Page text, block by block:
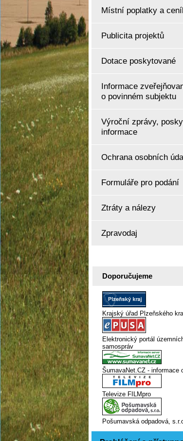
Místní poplatky a
Publicita projektů
Dotace poskytované
Informace
o povinném subjektu
Výroční zprávy,
informace
Ochrana osobních
Formuláře pro podání
Ztráty a nálezy
Zpravodaj
Doporučujeme
Krajský úřad Plzeňského
Elektronický portál
samospráv
ŠumavaNet.CZ - informace
Televize FILMpro
Pošumavská odpadová,